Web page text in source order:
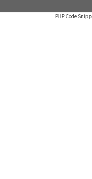
PHP Code